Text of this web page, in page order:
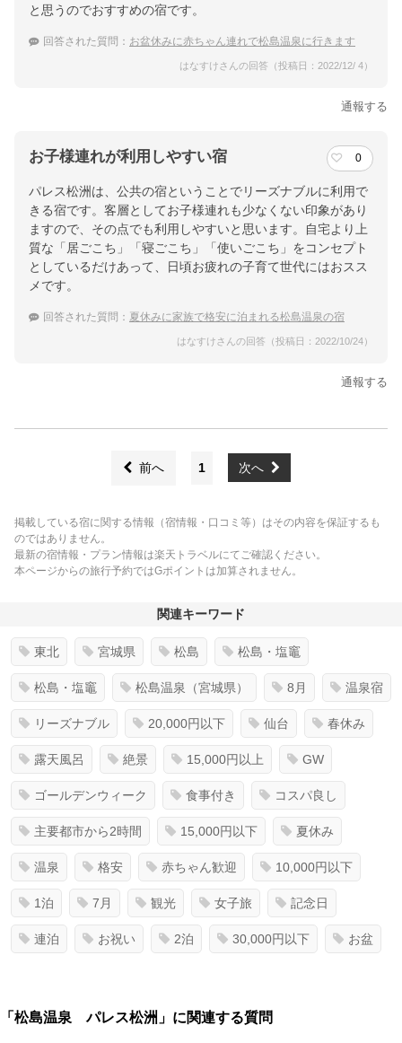
と思うのでおすすめの宿です。
回答された質問： お盆休みに赤ちゃん連れで松島温泉に行きます
はなすけさんの回答（投稿日：2022/12/ 4）
通報する
お子様連れが利用しやすい宿 0
パレス松洲は、公共の宿ということでリーズナブルに利用で
きる宿です。客層としてお子様連れも少なくない印象があり
ますので、その点でも利用しやすいと思います。自宅より上
質な「居ごこち」「寝ごこち」「使いごこち」をコンセプト
としているだけあって、日頃お疲れの子育て世代にはおスス
メです。
回答された質問： 夏休みに家族で格安に泊まれる松島温泉の宿
はなすけさんの回答（投稿日：2022/10/24）
通報する
前へ 1 次へ
掲載している宿に関する情報（宿情報・口コミ等）はその内容を保証するも
のではありません。
最新の宿情報・プラン情報は楽天トラベルにてご確認ください。
本ページからの旅行予約ではGポイントは加算されません。
関連キーワード
東北 宮城県 松島 松島・塩竈
松島・塩竈 松島温泉（宮城県） 8月 温泉宿
リーズナブル 20,000円以下 仙台 春休み
露天風呂 絶景 15,000円以上 GW
ゴールデンウィーク 食事付き コスパ良し
主要都市から2時間 15,000円以下 夏休み
温泉 格安 赤ちゃん歓迎 10,000円以下
1泊 7月 観光 女子旅 記念日
連泊 お祝い 2泊 30,000円以下 お盆
「松島温泉 パレス松洲」に関連する質問